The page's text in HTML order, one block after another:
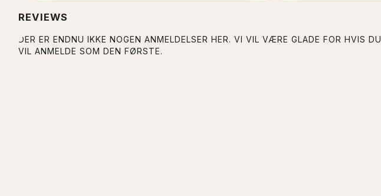
REVIEWS
DER ER ENDNU IKKE NOGEN ANMELDELSER HER. VI VIL VÆRE GLADE FOR HVIS DU
VIL ANMELDE SOM DEN FØRSTE.